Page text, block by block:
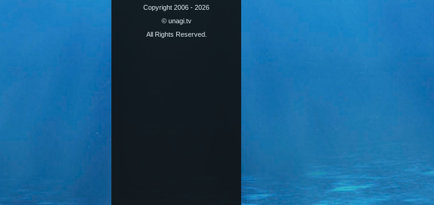
Copyright 2006 - 2026
© unagi.tv
All Rights Reserved.